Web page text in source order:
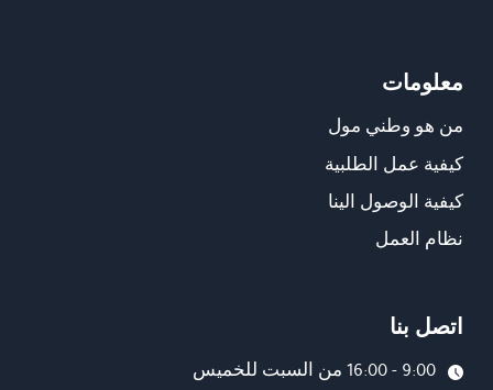
معلومات
من هو وطني مول
كيفية عمل الطلبية
كيفية الوصول الينا
نظام العمل
اتصل بنا
9:00 - 16:00 من السبت للخميس